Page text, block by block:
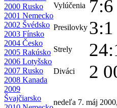
2000 Rusko
2001 Nemecko
2002 Švédsko
2003 Fínsko
2004 Česko
2005 Rakúsko
2006 Lotyšsko
2007 Rusko
2008 Kanada
2009
Švajčiarsko
Vylúčenia 7:6
Presilovky 3:1
Strely
Diváci 2
nedeľa 7. máj